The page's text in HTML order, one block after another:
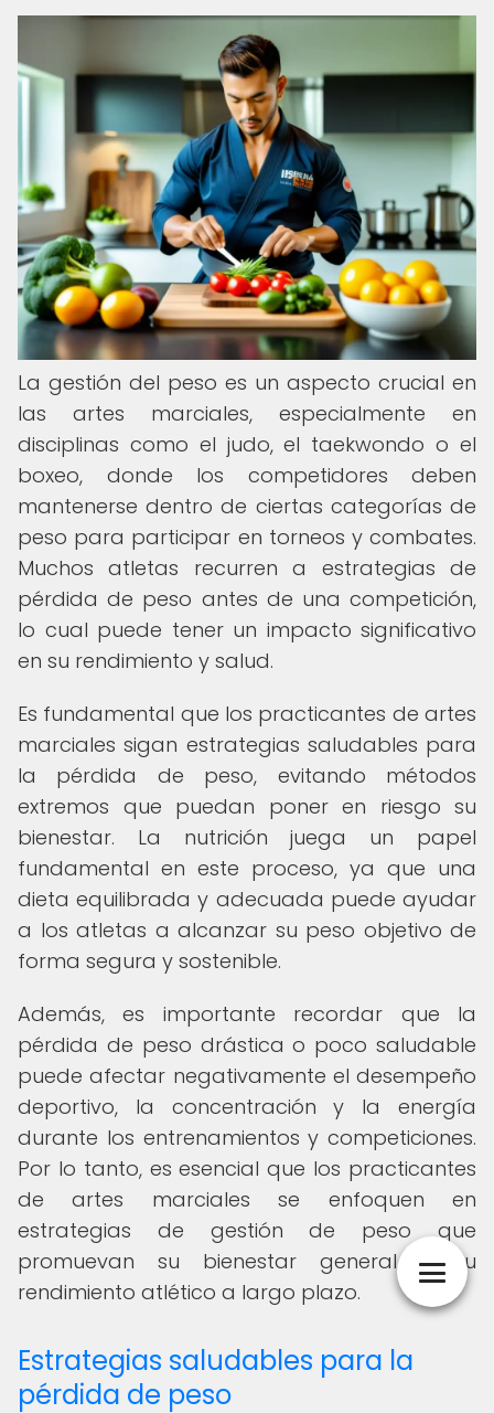
La gestión del peso es un aspecto crucial en
las artes marciales, especialmente en
disciplinas como el judo, el taekwondo o el
boxeo, donde los competidores deben
mantenerse dentro de ciertas categorías de
peso para participar en torneos y combates.
Muchos atletas recurren a estrategias de
pérdida de peso antes de una competición,
lo cual puede tener un impacto significativo
en su rendimiento y salud.
Es fundamental que los practicantes de artes
marciales sigan estrategias saludables para
la pérdida de peso, evitando métodos
extremos que puedan poner en riesgo su
bienestar. La nutrición juega un papel
fundamental en este proceso, ya que una
dieta equilibrada y adecuada puede ayudar
a los atletas a alcanzar su peso objetivo de
forma segura y sostenible.
Además, es importante recordar que la
pérdida de peso drástica o poco saludable
puede afectar negativamente el desempeño
deportivo, la concentración y la energía
durante los entrenamientos y competiciones.
Por lo tanto, es esencial que los practicantes
de artes marciales se enfoquen en
estrategias de gestión de peso que
promuevan su bienestar general y su
rendimiento atlético a largo plazo.
Estrategias saludables para la
pérdida de peso